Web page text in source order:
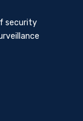
security